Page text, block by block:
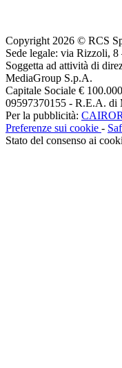
Copyright 2026 © RCS
Sede legale: via Rizzoli,
Soggetta ad attività di
MediaGroup S.p.A.
Capitale Sociale €
09597370155 - R.E.A. di
Per la pubblicità:
Preferenze sui cookie -
Stato del consenso ai